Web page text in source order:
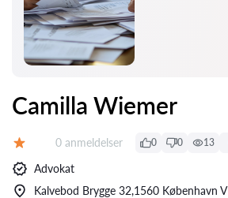
Camilla Wiemer
Anmeldelser:
0 anmeldelser 0 0 13
Advokat
Kalvebod Brygge 32,1560 København V